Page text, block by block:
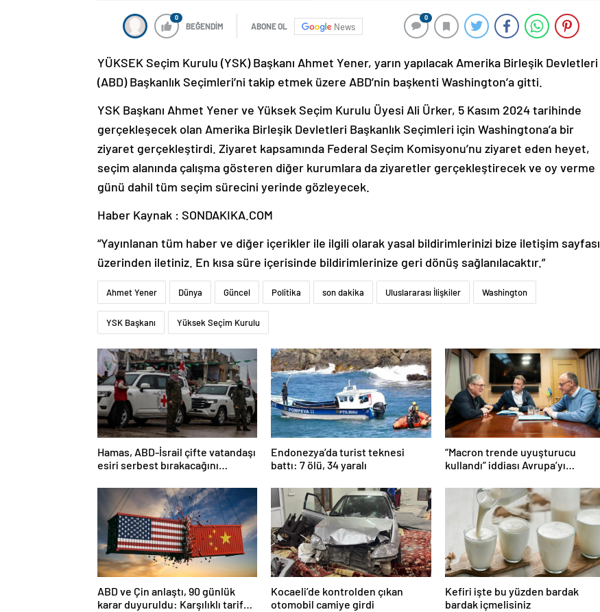
0
BEĞENDİM ABONE OL News
0
YÜKSEK Seçim Kurulu (YSK) Başkanı Ahmet Yener, yarın yapılacak Amerika Birleşik Devletleri
(ABD) Başkanlık Seçimleri’ni takip etmek üzere ABD’nin başkenti Washington’a gitti.
YSK Başkanı Ahmet Yener ve Yüksek Seçim Kurulu Üyesi Ali Ürker, 5 Kasım 2024 tarihinde
gerçekleşecek olan Amerika Birleşik Devletleri Başkanlık Seçimleri için Washingtona’a bir
ziyaret gerçekleştirdi. Ziyaret kapsamında Federal Seçim Komisyonu’nu ziyaret eden heyet,
seçim alanında çalışma gösteren diğer kurumlara da ziyaretler gerçekleştirecek ve oy verme
günü dahil tüm seçim sürecini yerinde gözleyecek.
Haber Kaynak : SONDAKIKA.COM
“Yayınlanan tüm haber ve diğer içerikler ile ilgili olarak yasal bildirimlerinizi bize iletişim sayfası
üzerinden iletiniz. En kısa süre içerisinde bildirimlerinize geri dönüş sağlanılacaktır.”
Ahmet Yener Dünya Güncel Politika son dakika Uluslararası İlişkiler Washington
YSK Başkanı Yüksek Seçim Kurulu
Hamas, ABD-İsrail çifte vatandaşı
esiri serbest bırakacağını
Endonezya’da turist teknesi
battı: 7 ölü, 34 yaralı
“Macron trende uyuşturucu
kullandı” iddiası Avrupa’yı
“peçeteli” yalanlama geldi!
ABD ve Çin anlaştı, 90 günlük
karar duyuruldu: Karşılıklı tarife
Kocaeli’de kontrolden çıkan
otomobil camiye girdi
Kefiri işte bu yüzden bardak
bardak içmelisiniz